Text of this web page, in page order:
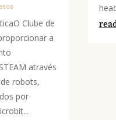
Clube de
a
através
robots,
por